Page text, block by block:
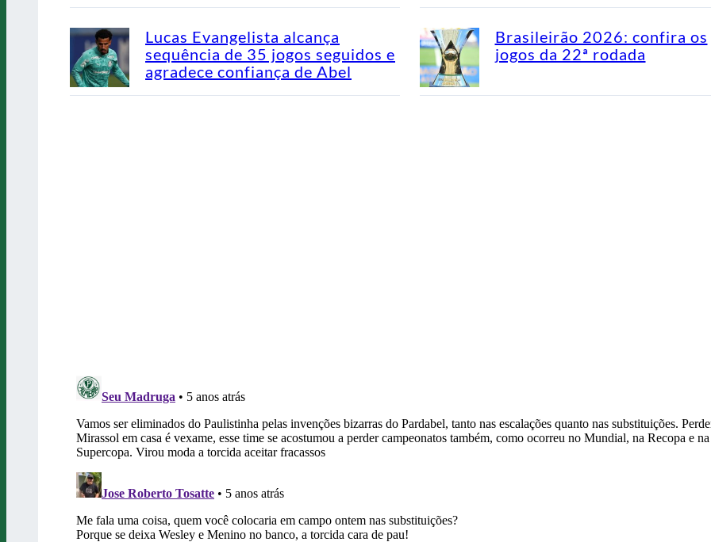
Lucas Evangelista alcança
sequência de 35 jogos seguidos e
agradece confiança de Abel
Brasileirão 2026: confira os
jogos da 22ª rodada